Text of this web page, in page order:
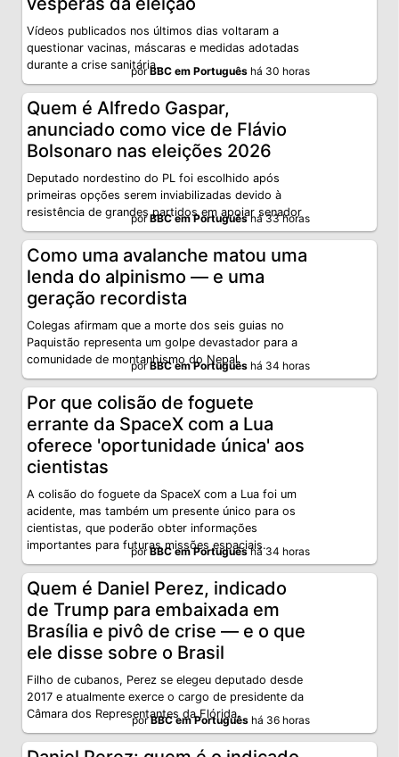
Vídeos publicados nos últimos dias voltaram a
questionar vacinas, máscaras e medidas adotadas
durante a crise sanitária.
porBBC em Português há 30 horas
Quem é Alfredo Gaspar,
anunciado como vice de Flávio
Bolsonaro nas eleições 2026
Deputado nordestino do PL foi escolhido após
primeiras opções serem inviabilizadas devido à
resistência de grandes partidos em apoiar senador
porBBC em Portuguêshá 33 horas
Como uma avalanche matou uma
lenda do alpinismo — e uma
geração recordista
Colegas afirmam que a morte dos seis guias no
Paquistão representa um golpe devastador para a
comunidade de montanhismo do Nepal.
porBBC em Português há 34 horas
Por que colisão de foguete
errante da SpaceX com a Lua
oferece 'oportunidade única' aos
cientistas
A colisão do foguete da SpaceX com a Lua foi um
acidente, mas também um presente único para os
cientistas, que poderão obter informações
importantes para futuras missões espaciais.
porBBC em Portuguêshá 34 horas
Quem é Daniel Perez, indicado
de Trump para embaixada em
Brasília e pivô de crise — e o que
ele disse sobre o Brasil
Filho de cubanos, Perez se elegeu deputado desde
2017 e atualmente exerce o cargo de presidente da
Câmara dos Representantes da Flórida.
porBBC em Português há 36 horas